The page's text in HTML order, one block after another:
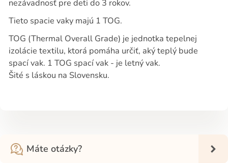
nezávadnosť pre deti do 3 rokov.
Tieto spacie vaky majú 1 TOG.
TOG (Thermal Overall Grade) je jednotka tepelnej
izolácie textilu, ktorá pomáha určiť, aký teplý bude
spací vak. 1 TOG spací vak - je letný vak.
Šité s láskou na Slovensku.
Máte otázky?